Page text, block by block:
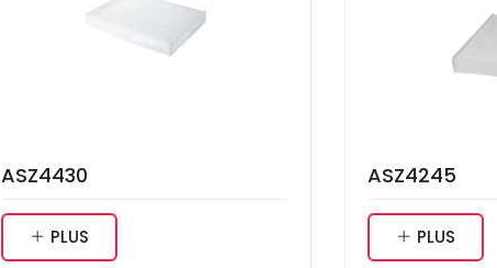
ASZ4430
PLUS
ASZ4245
PLUS